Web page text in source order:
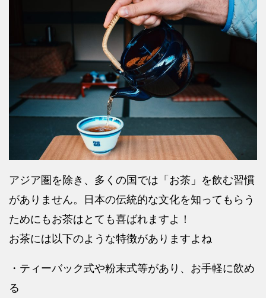
アジア圏を除き、多くの国では「お茶」を飲む習慣
がありません。日本の伝統的な文化を知ってもらう
ためにもお茶はとても喜ばれますよ！
お茶には以下のような特徴がありますよね
・ティーバック式や粉末式等があり、お手軽に飲め
る